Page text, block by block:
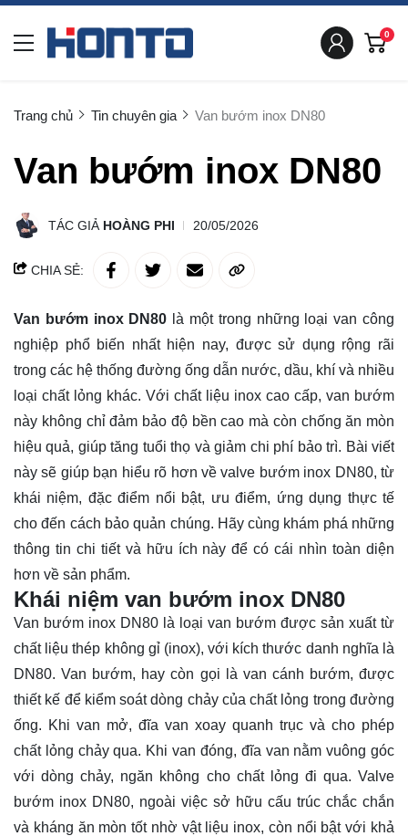
0
Trang chủ Tin chuyên gia Van bướm inox DN80
Van bướm inox DN80
TÁC GIẢ HOÀNG PHI 20/05/2026
CHIA SẺ:
Van bướm inox DN80 là một trong những loại van công
nghiệp phổ biến nhất hiện nay, được sử dụng rộng rãi
trong các hệ thống đường ống dẫn nước, dầu, khí và nhiều
loại chất lỏng khác. Với chất liệu inox cao cấp, van bướm
này không chỉ đảm bảo độ bền cao mà còn chống ăn mòn
hiệu quả, giúp tăng tuổi thọ và giảm chi phí bảo trì. Bài viết
này sẽ giúp bạn hiểu rõ hơn về valve bướm inox DN80, từ
khái niệm, đặc điểm nổi bật, ưu điểm, ứng dụng thực tế
cho đến cách bảo quản chúng. Hãy cùng khám phá những
thông tin chi tiết và hữu ích này để có cái nhìn toàn diện
hơn về sản phẩm.
Khái niệm van bướm inox DN80
Van bướm inox DN80 là loại van bướm được sản xuất từ
chất liệu thép không gỉ (inox), với kích thước danh nghĩa là
DN80. Van bướm, hay còn gọi là van cánh bướm, được
thiết kế để kiểm soát dòng chảy của chất lỏng trong đường
ống. Khi van mở, đĩa van xoay quanh trục và cho phép
chất lỏng chảy qua. Khi van đóng, đĩa van nằm vuông góc
với dòng chảy, ngăn không cho chất lỏng đi qua. Valve
bướm inox DN80, ngoài việc sở hữu cấu trúc chắc chắn
và kháng ăn mòn tốt nhờ vật liệu inox, còn nổi bật với khả